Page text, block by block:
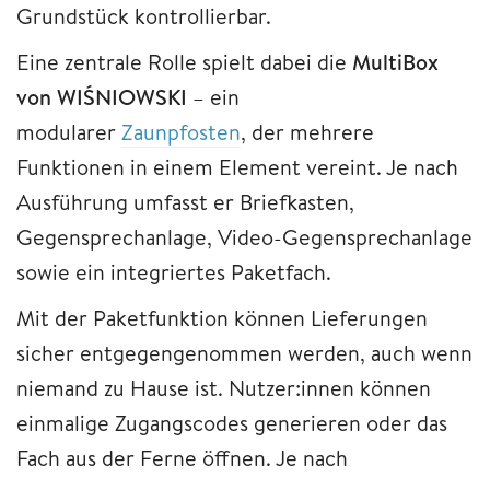
Grundstück kontrollierbar.
Eine zentrale Rolle spielt dabei die MultiBox
von WIŚNIOWSKI – ein
modularerZaunpfosten, der mehrere
Funktionen in einem Element vereint. Je nach
Ausführung umfasst er Briefkasten,
Gegensprechanlage, Video-Gegensprechanlage
sowie ein integriertes Paketfach.
Mit der Paketfunktion können Lieferungen
sicher entgegengenommen werden, auch wenn
niemand zu Hause ist. Nutzer:innen können
einmalige Zugangscodes generieren oder das
Fach aus der Ferne öffnen. Je nach